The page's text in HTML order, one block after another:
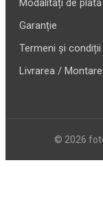
Modalități de plată
Garanție
Termeni și condiții
Livrarea /
© 2026